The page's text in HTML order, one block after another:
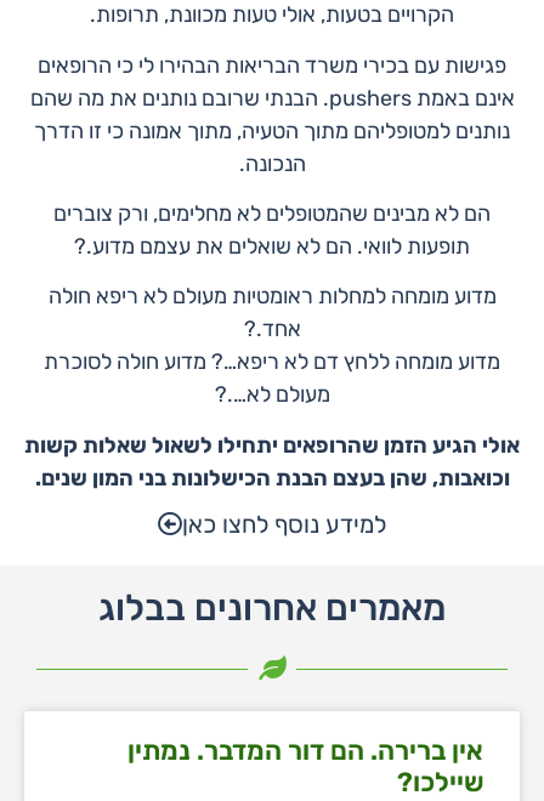
הקרויים בטעות, אולי טעות מכוונת, תרופות.
פגישות עם בכירי משרד הבריאות הבהירו לי כי הרופאים
אינם באמת pushers. הבנתי שרובם נותנים את מה שהם
נותנים למטופליהם מתוך הטעיה, מתוך אמונה כי זו הדרך
הנכונה.
הם לא מבינים שהמטופלים לא מחלימים, ורק צוברים
תופעות לוואי. הם לא שואלים את עצמם מדוע.?
מדוע מומחה למחלות ראומטיות מעולם לא ריפא חולה
אחד.?
מדוע מומחה ללחץ דם לא ריפא…? מדוע חולה לסוכרת
מעולם לא….?
אולי הגיע הזמן שהרופאים יתחילו לשאול שאלות קשות
וכואבות, שהן בעצם הבנת הכישלונות בני המון שנים.
למידע נוסף לחצו כאן
מאמרים אחרונים בבלוג
אין ברירה. הם דור המדבר. נמתין
שיילכו?